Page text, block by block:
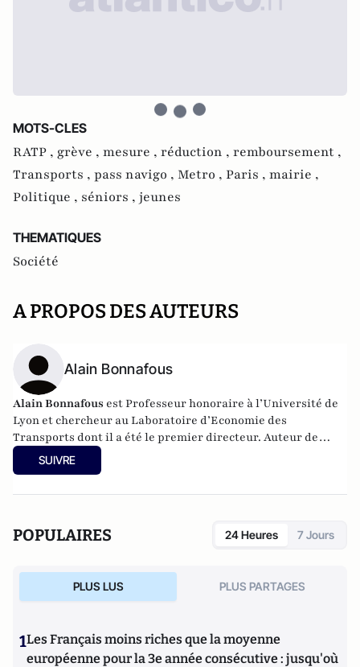
MOTS-CLES
RATP , grève , mesure , réduction , remboursement ,
Transports , pass navigo , Metro , Paris , mairie ,
Politique , séniors , jeunes
THEMATIQUES
Société
A PROPOS DES AUTEURS
Alain Bonnafous
Alain Bonnafous est Professeur honoraire à l’Université de
Lyon et chercheur au Laboratoire d’Economie des
Transports dont il a été le premier directeur. Auteur de
nombreuses publications, il a été lauréat du « Jules Dupuit
Award » de la World Conference on Transport Research
SUIVRE
POPULAIRES 24 Heures 7 Jours
PLUS LUS PLUS PARTAGES
1Les Français moins riches que la moyenne
européenne pour la 3e année consécutive : jusqu'où